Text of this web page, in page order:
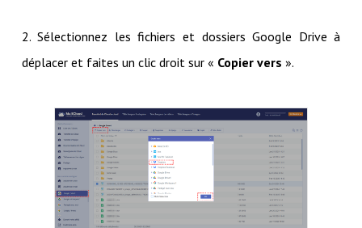
2. Sélectionnez les fichiers et dossiers Google Drive à
déplacer et faites un clic droit sur « Copier vers ».